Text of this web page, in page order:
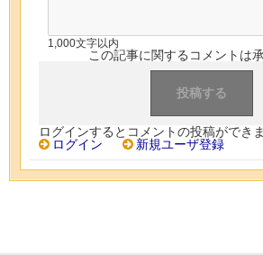
1,000文字以内
この記事に関するコメントは
ログインするとコメントの投稿ができま
ログイン
新規ユーザ登録